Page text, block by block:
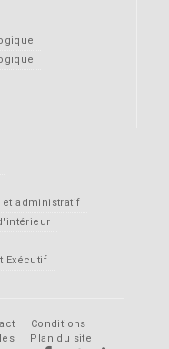
administratif
Exécutif
Conditions
Plan du site